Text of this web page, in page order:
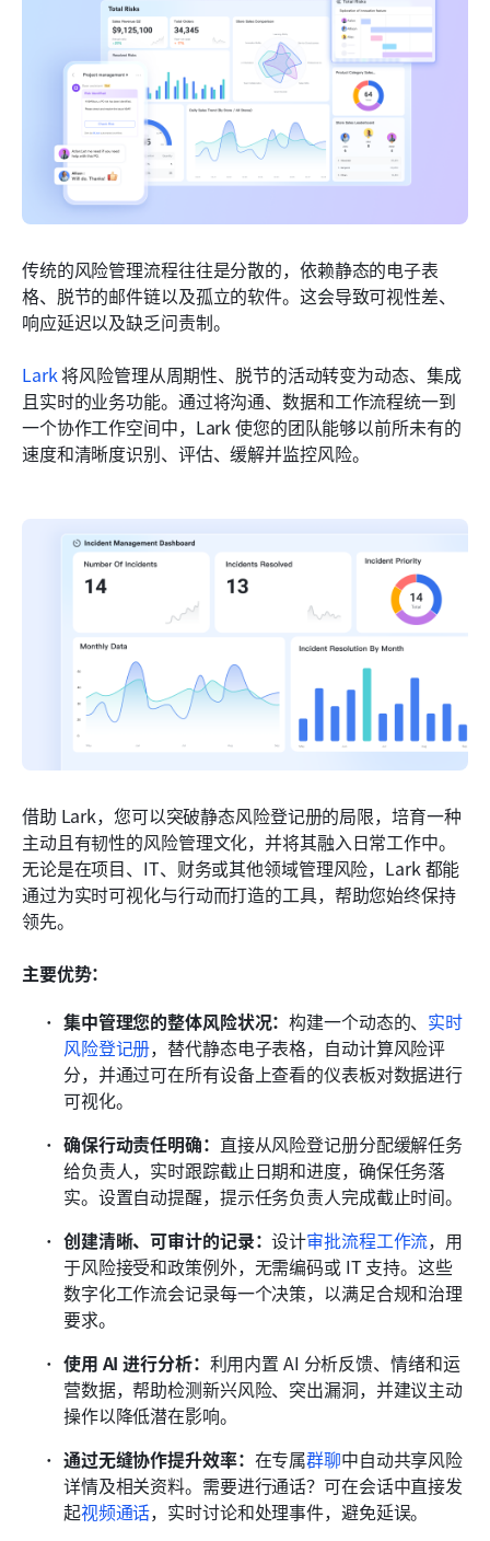
传统的风险管理流程往往是分散的，依赖静态的电子表
格、脱节的邮件链以及孤立的软件。这会导致可视性差、
响应延迟以及缺乏问责制。
Lark 将风险管理从周期性、脱节的活动转变为动态、集成
且实时的业务功能。通过将沟通、数据和工作流程统一到
一个协作工作空间中，Lark 使您的团队能够以前所未有的
速度和清晰度识别、评估、缓解并监控风险。
借助 Lark，您可以突破静态风险登记册的局限，培育一种
主动且有韧性的风险管理文化，并将其融入日常工作中。
无论是在项目、IT、财务或其他领域管理风险，Lark 都能
通过为实时可视化与行动而打造的工具，帮助您始终保持
领先。
主要优势：
集中管理您的整体风险状况：构建一个动态的、 实时
风险登记册，替代静态电子表格，自动计算风险评
分，并通过可在所有设备上查看的仪表板对数据进行
可视化。
确保行动责任明确： 直接从风险登记册分配缓解任务
给负责人，实时跟踪截止日期和进度，确保任务落
实。设置自动提醒，提示任务负责人完成截止时间。
创建清晰、可审计的记录：设计审批流程工作流，用
于风险接受和政策例外，无需编码或 IT 支持。这些
数字化工作流会记录每一个决策，以满足合规和治理
要求。
使用 AI 进行分析： 利用内置 AI 分析反馈、情绪和运
营数据，帮助检测新兴风险、突出漏洞，并建议主动
操作以降低潜在影响。
通过无缝协作提升效率： 在专属群聊中自动共享风险
详情及相关资料。需要进行通话？可在会话中直接发
起视频通话，实时讨论和处理事件，避免延误。